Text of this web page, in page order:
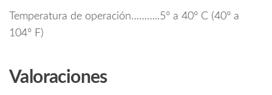
Temperatura de operación………..5° a 40° C (40° a
104° F)
Valoraciones